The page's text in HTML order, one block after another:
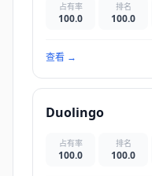
占有率
100.0
排名
100.0
查看 →
Duolingo
占有率
100.0
排名
100.0